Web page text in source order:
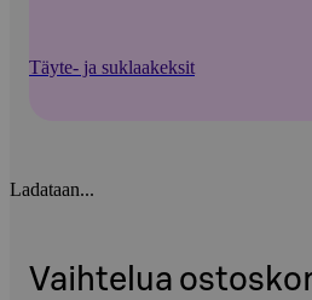
Täyte- ja suklaakeksit
Ladataan...
Vaihtelua